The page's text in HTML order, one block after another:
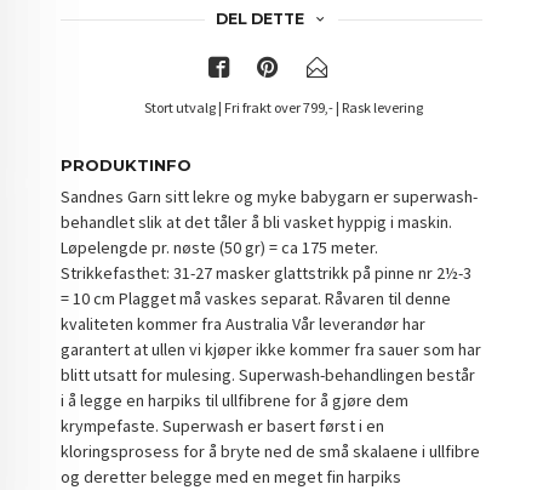
DEL DETTE
Stort utvalg | Fri frakt over 799,- | Rask levering
PRODUKTINFO
Sandnes Garn sitt lekre og myke babygarn er superwash-
behandlet slik at det tåler å bli vasket hyppig i maskin.
Løpelengde pr. nøste (50 gr) = ca 175 meter.
Strikkefasthet: 31-27 masker glattstrikk på pinne nr 2½-3
= 10 cm Plagget må vaskes separat. Råvaren til denne
kvaliteten kommer fra Australia Vår leverandør har
garantert at ullen vi kjøper ikke kommer fra sauer som har
blitt utsatt for mulesing. Superwash-behandlingen består
i å legge en harpiks til ullfibrene for å gjøre dem
krympefaste. Superwash er basert først i en
kloringsprosess for å bryte ned de små skalaene i ullfibre
og deretter belegge med en meget fin harpiks